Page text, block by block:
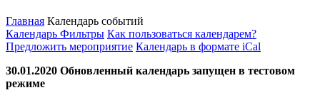
Главная Календарь событий
Календарь Фильтры Как пользоваться календарем?
Предложить мероприятие Календарь в формате iCal
30.01.2020 Обновленный календарь запущен в тестовом
режиме